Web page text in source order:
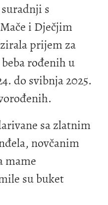
s
i Dječjim
prijem za
rođenih u
do svibnja 2025.
sa zlatnim
novčanim
mame
su buket